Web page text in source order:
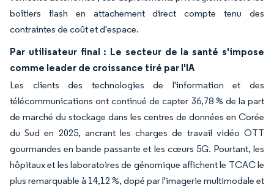
boîtiers flash en attachement direct compte tenu des
contraintes de coût et d'espace.
Par utilisateur final : Le secteur de la santé s'impose
comme leader de croissance tiré par l'IA
Les clients des technologies de l'information et des
télécommunications ont continué de capter 36,78 % de la part
de marché du stockage dans les centres de données en Corée
du Sud en 2025, ancrant les charges de travail vidéo OTT
gourmandes en bande passante et les cœurs 5G. Pourtant, les
hôpitaux et les laboratoires de génomique affichent le TCAC le
plus remarquable à 14,12 %, dopé par l'imagerie multimodale et